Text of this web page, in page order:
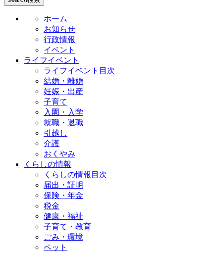
ホーム
お知らせ
行政情報
イベント
ライフイベント
ライフイベント目次
結婚・離婚
妊娠・出産
子育て
入園・入学
就職・退職
引越し
介護
おくやみ
くらしの情報
くらしの情報目次
届出・証明
保険・年金
税金
健康・福祉
子育て・教育
ごみ・環境
ペット